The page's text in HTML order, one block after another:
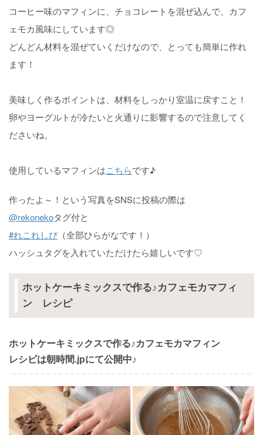
コーヒー味のマフィンに、チョコレートを混ぜ込んで、カフ
ェモカ風味にしています◎
どんどん材料を混ぜていくだけなので、とっても簡単に作れ
ます！
美味しく作るポイントは、材料をしっかり室温に戻すこと！
卵やヨーグルトが冷たいと火通りに影響するので注意してく
ださいね。
使用しているマフィンはこちらです♪
作ったよ～！という写真をSNSに投稿の際は
@rekonekoタグ付と
#れこれしぴ（全部ひらがなです！）
ハッシュタグを入れていただけたら嬉しいです♡
ホットケーキミックスで作る♪カフェモカマフィ
ン レシピ
ホットケーキミックスで作る♪カフェモカマフィン
レシピは朝時間.jpにて公開中♪